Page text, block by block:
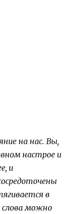
на нас. Вы,
настрое и
и
в
можно